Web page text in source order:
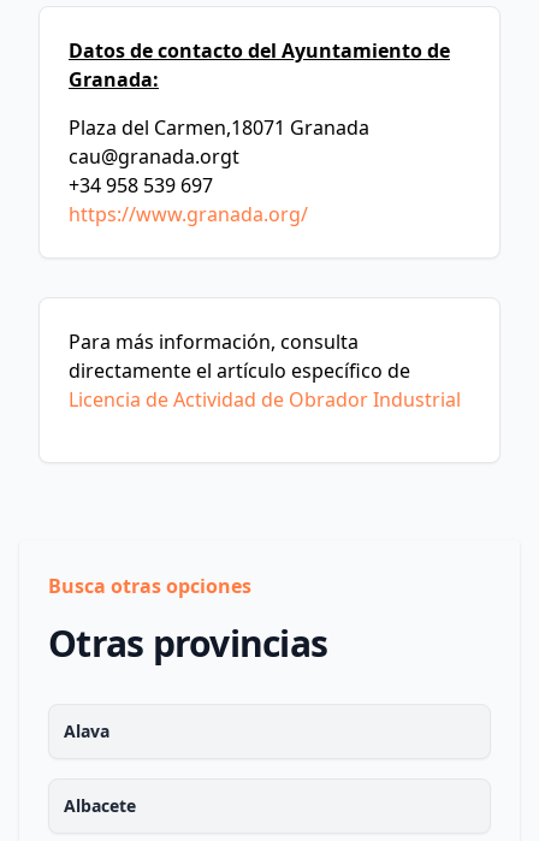
Datos de contacto del Ayuntamiento de
Granada:
Plaza del Carmen,18071 Granada
cau@granada.orgt
+34 958 539 697
https://www.granada.org/
Para más información, consulta
directamente el artículo específico de
Licencia de Actividad de Obrador Industrial
Busca otras opciones
Otras provincias
Alava
Albacete